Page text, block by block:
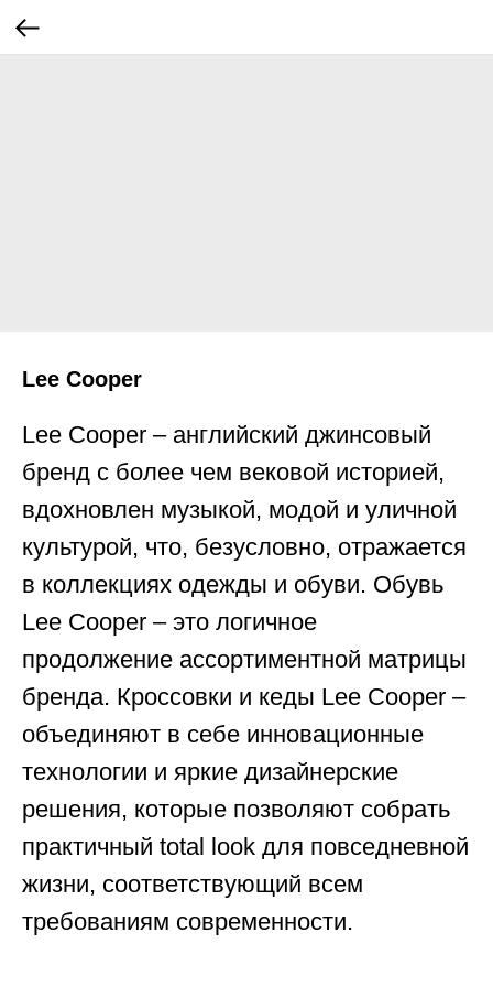
Lee Cooper
Lee Cooper – английский джинсовый
бренд с более чем вековой историей,
вдохновлен музыкой, модой и уличной
культурой, что, безусловно, отражается
в коллекциях одежды и обуви. Обувь
Lee Cooper – это логичное
продолжение ассортиментной матрицы
бренда. Кроссовки и кеды Lee Cooper –
объединяют в себе инновационные
технологии и яркие дизайнерские
решения, которые позволяют собрать
практичный total look для повседневной
жизни, соответствующий всем
требованиям современности.